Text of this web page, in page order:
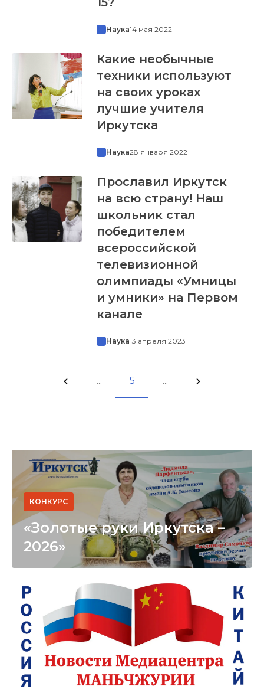
Наука14 мая 2022
Какие необычные
техники используют
на своих уроках
лучшие учителя
Иркутска
Наука28 января 2022
Прославил Иркутск
на всю страну! Наш
школьник стал
победителем
всероссийской
телевизионной
олимпиады «Умницы
и умники» на Первом
канале
Наука13 апреля 2023
... 5 ...
КОНКУРС
«Золотые руки Иркутска –
2026»